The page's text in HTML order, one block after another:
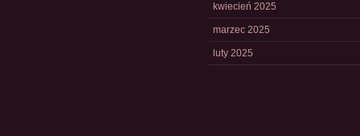
kwiecień 2025
marzec 2025
luty 2025